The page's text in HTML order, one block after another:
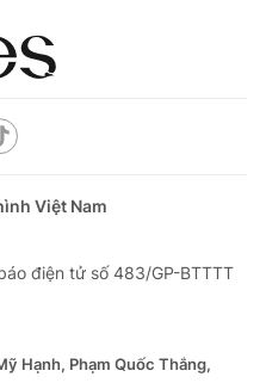
Việt Nam
điện tử số 483/GP-BTTTT
Hạnh, Phạm Quốc Thắng,